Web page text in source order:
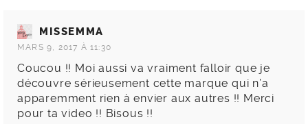
MISSEMMA
MARS 9, 2017 À 11:30
Coucou !! Moi aussi va vraiment falloir que je
découvre sérieusement cette marque qui n’a
apparemment rien à envier aux autres !! Merci
pour ta video !! Bisous !!